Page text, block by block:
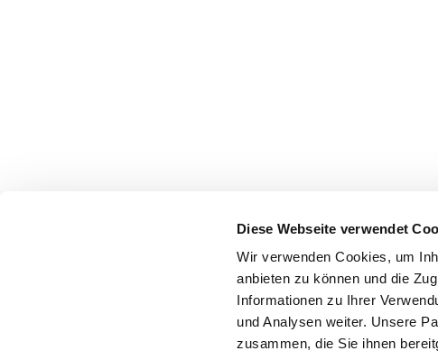
Diese Webseite verwendet
Wir verwenden Cookies, um
anbieten zu können und die
Informationen zu Ihrer
und Analysen weiter. Unsere
zusammen, die Sie ihnen